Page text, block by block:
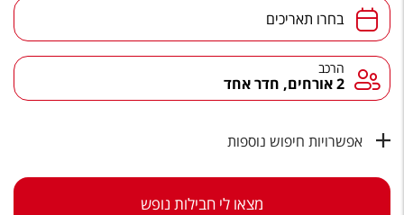
הרגע האחרון
חבילות בריאות וספא
טיסות לחו"ל
מלונות בחו"ל
תאריכים בחרו תאריכים
הרכב הרכב
2 אורחים, חדר אחד
אפשרויות חיפוש נוספות
מצאו לי חבילות נופש